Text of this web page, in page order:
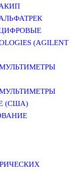
(AGILENT
(США)